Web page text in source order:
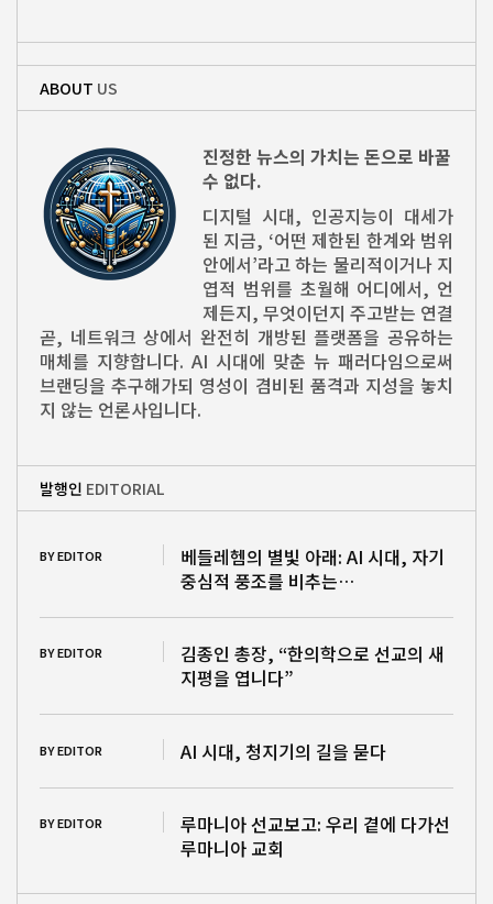
ABOUT US
진정한 뉴스의 가치는 돈으로 바꿀
수 없다.
디지털 시대, 인공지능이 대세가
된 지금, ‘어떤 제한된 한계와 범위
안에서’라고 하는 물리적이거나 지
엽적 범위를 초월해 어디에서, 언
제든지, 무엇이던지 주고받는 연결
곧, 네트워크 상에서 완전히 개방된 플랫폼을 공유하는
매체를 지향합니다. AI 시대에 맞춘 뉴 패러다임으로써
브랜딩을 추구해가되 영성이 겸비된 품격과 지성을 놓치
지 않는 언론사입니다.
발행인 EDITORIAL
BY EDITOR
베들레헴의 별빛 아래: AI 시대, 자기
중심적 풍조를 비추는…
BY EDITOR
김종인 총장, “한의학으로 선교의 새
지평을 엽니다”
BY EDITOR AI 시대, 청지기의 길을 묻다
BY EDITOR
루마니아 선교보고: 우리 곁에 다가선
루마니아 교회